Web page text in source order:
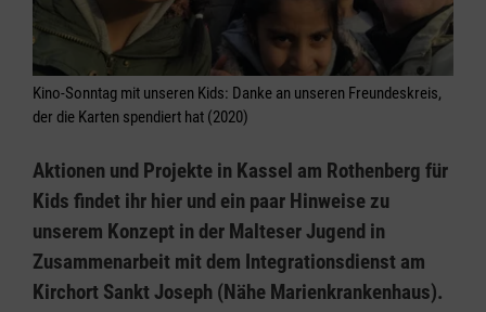
Kino-Sonntag mit unseren Kids: Danke an unseren Freundeskreis,
der die Karten spendiert hat (2020)
Aktionen und Projekte in Kassel am Rothenberg für
Kids findet ihr hier und ein paar Hinweise zu
unserem Konzept in der Malteser Jugend in
Zusammenarbeit mit dem Integrationsdienst am
Kirchort Sankt Joseph (Nähe Marienkrankenhaus).